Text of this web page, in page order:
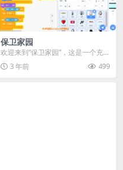
保卫家园
欢迎来到“保卫家园”，这是一个充满
刺激与乐趣的Scratch程序游戏。在
这个游戏...
3 年前 499